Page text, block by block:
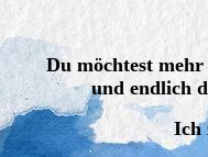
Du möchtest
und endlich
Ich